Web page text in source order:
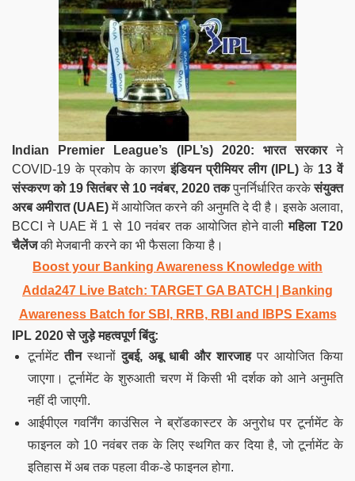
Indian Premier League’s (IPL’s) 2020: भारत सरकारने
COVID-19 के प्रकोप के कारणइंडियन प्रीमियर लीग (IPL) के 13 वें
संस्करण को 19 सितंबर से 10 नवंबर, 2020 तकपुनर्निर्धारित करकेसंयुक्त
अरब अमीरात (UAE)में आयोजित करने की अनुमति दे दी है। इसके अलावा,
BCCI ने UAE में 1 से 10 नवंबर तक आयोजित होने वालीमहिला T20
चैलेंजकी मेजबानी करने का भी फैसला किया है।
Boost your Banking Awareness Knowledge with
Adda247 Live Batch: TARGET GA BATCH
| Banking
Awareness Batch for SBI, RRB, RBI and IBPS Exams
IPL 2020 से जुड़े महत्वपूर्ण बिंदु:
टूर्नामेंटतीनस्थानों दुबई, अबू धाबी और शारजाहपर आयोजित किया
जाएगा। टूर्नामेंट के शुरुआती चरण में किसी भी दर्शक को आने अनुमति
नहीं दी जाएगी.
आईपीएल गवर्निंग काउंसिल ने ब्रॉडकास्टर के अनुरोध पर टूर्नामेंट के
फाइनल को 10 नवंबर तक के लिए स्थगित कर दिया है, जो टूर्नामेंट के
इतिहास में अब तक पहला वीक-डे फाइनल होगा.